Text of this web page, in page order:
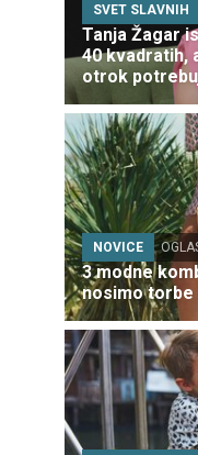
SVET SLAVNIH
Tanja Žagar
40 kvadratih,
otrok
NOVICE
3 modne
nosimo torbe